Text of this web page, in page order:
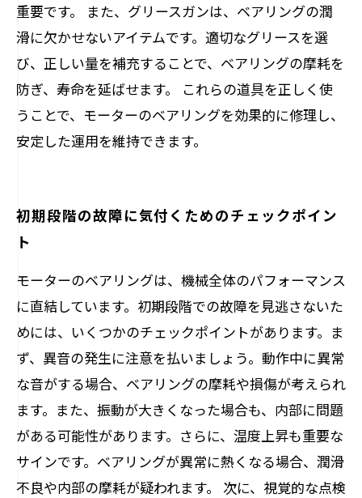
重要です。 また、グリースガンは、ベアリングの潤
滑に欠かせないアイテムです。適切なグリースを選
び、正しい量を補充することで、ベアリングの摩耗を
防ぎ、寿命を延ばせます。 これらの道具を正しく使
うことで、モーターのベアリングを効果的に修理し、
安定した運用を維持できます。
初期段階の故障に気付くためのチェックポイン
ト
モーターのベアリングは、機械全体のパフォーマンス
に直結しています。初期段階での故障を見逃さないた
めには、いくつかのチェックポイントがあります。ま
ず、異音の発生に注意を払いましょう。動作中に異常
な音がする場合、ベアリングの摩耗や損傷が考えられ
ます。また、振動が大きくなった場合も、内部に問題
がある可能性があります。さらに、温度上昇も重要な
サインです。ベアリングが異常に熱くなる場合、潤滑
不良や内部の摩耗が疑われます。 次に、視覚的な点検